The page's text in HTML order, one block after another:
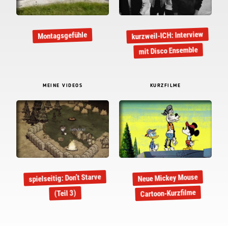
Montagsgefühle kurzweil-ICH: Interview
mit Disco Ensemble
MEINE VIDEOS
spielseitig: Don’t Starve
(Teil 3)
KURZFILME
Neue Mickey Mouse
Cartoon-Kurzfilme